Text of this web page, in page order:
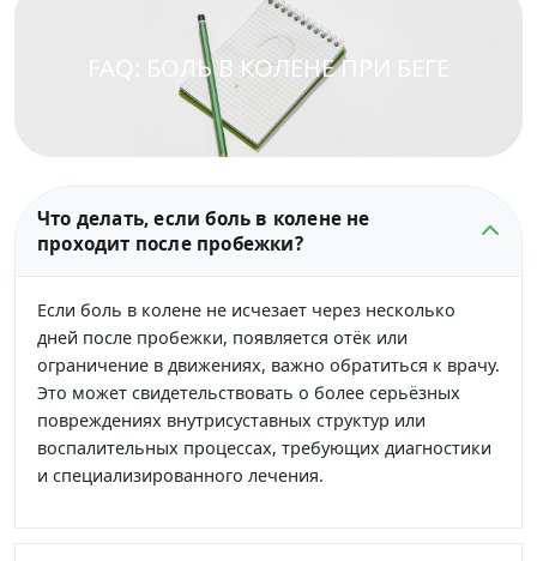
FAQ: БОЛЬ В КОЛЕНЕ ПРИ БЕГЕ
Что делать, если боль в колене не
проходит после пробежки?
Если боль в колене не исчезает через несколько
дней после пробежки, появляется отёк или
ограничение в движениях, важно обратиться к врачу.
Это может свидетельствовать о более серьёзных
повреждениях внутрисуставных структур или
воспалительных процессах, требующих диагностики
и специализированного лечения.